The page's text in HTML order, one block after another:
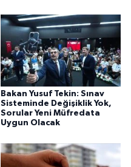
Bakan Yusuf Tekin: Sınav
Sisteminde Değişiklik Yok,
Sorular Yeni Müfredata
Uygun Olacak